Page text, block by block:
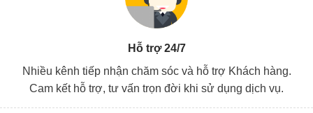
Hỗ trợ 24/7
Nhiều kênh tiếp nhận chăm sóc và hỗ trợ Khách hàng.
Cam kết hỗ trợ, tư vấn trọn đời khi sử dụng dịch vụ.